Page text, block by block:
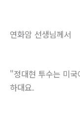
연화암 선생님께서
"정대현 투수는 미
하대요.